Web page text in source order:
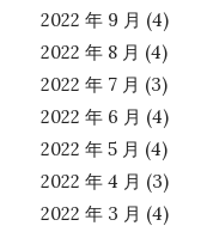
2022 年 9 月 (4)
2022 年 8 月 (4)
2022 年 7 月 (3)
2022 年 6 月 (4)
2022 年 5 月 (4)
2022 年 4 月 (3)
2022 年 3 月 (4)